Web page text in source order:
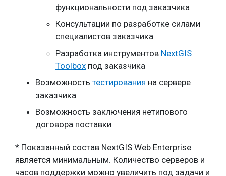
функциональности под заказчика
Консультации по разработке силами
специалистов заказчика
Разработка инструментов NextGIS
Toolbox под заказчика
Возможность тестирования на сервере
заказчика
Возможность заключения нетипового
договора поставки
* Показанный состав NextGIS Web Enterprise
является минимальным. Количество серверов и
часов поддержки можно увеличить под задачи и